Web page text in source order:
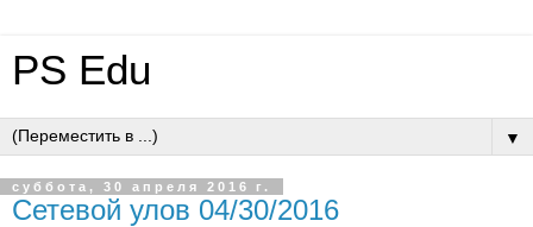
PS Edu
▼
суббота, 30 апреля 2016 г.
Сетевой улов 04/30/2016